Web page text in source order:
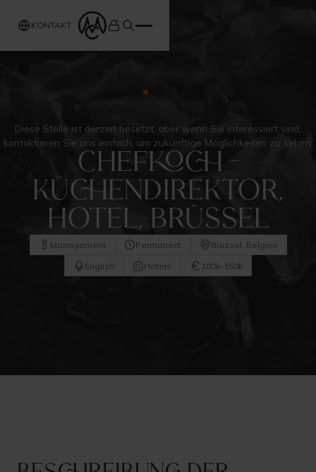
KONTAKT
Diese Stelle ist derzeit besetzt, aber wenn Sie interessiert sind,
kontaktieren Sie uns einfach, um zukünftige Möglichkeiten zu sehen.
Chefkoch -
Küchendirektor,
Hotel, Brüssel
Management Permanent
Brüssel, Belgien
English
Hotels 100k-150k